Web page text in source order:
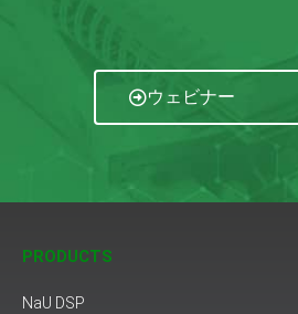
ウェビナー
PRODUCTS
NaU DSP